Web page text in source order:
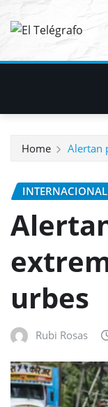
Home Alertan
INTERNACIONAL
urbes
Rubi Rosas